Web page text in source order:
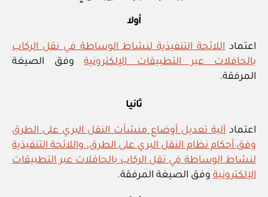
أولا
اعتماداللائحة التنفيذية لنشاط الوساطة في نقل الركاب
بالحافلات عبر التطبيقات الإلكترونيةوفق الصيغة
المرفقة.
ثانيا
اعتماد آلية تعديل أوضاع منشآت النقل البري على الطرق
وفق أحكام نظام النقل البري على الطرق، واللائحة التنفيذية
لنشاط الوساطة في نقل الركاب بالحافلات عبر التطبيقات
الإلكترونية وفق الصيغة المرفقة.